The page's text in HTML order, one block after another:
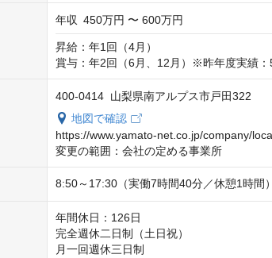
年収 450万円 〜 600万円
昇給：年1回（4月）
賞与：年2回（6月、12月）※昨年度実績：
400-0414 山梨県南アルプス市戸田322
地図で確認
https://www.yamato-net.co.jp/company/
変更の範囲：会社の定める事業所
8:50～17:30（実働7時間40分／休憩1時間）
年間休日：126日
完全週休二日制（土日祝）
月一回週休三日制